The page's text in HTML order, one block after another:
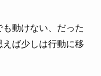
動けない、だった
ば少しは行動に移